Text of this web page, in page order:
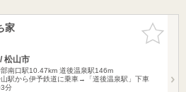
お気に入
りに追加
家
松山市
南口駅10.47km 道後温泉駅146m
駅から伊予鉄道に乗車→「道後温泉駅」下車
3分